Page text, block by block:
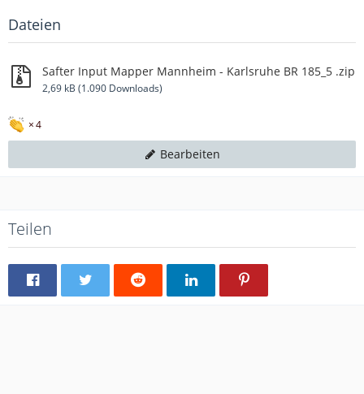
Dateien
Safter Input Mapper Mannheim - Karlsruhe BR 185_5 .zip
2,69 kB (1.090 Downloads)
4
Bearbeiten
Teilen